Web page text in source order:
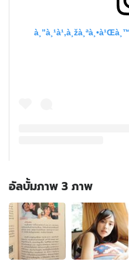
อัลบั้มภาพ 3 ภาพ
อัลบั้ม
ภาพ
3
ภาพ
ของ